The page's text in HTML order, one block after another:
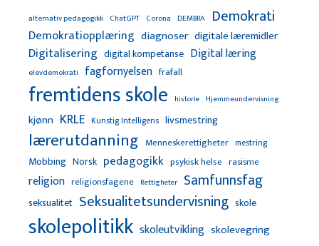
alternativ pedagogikk ChatGPT Corona DEMBRA Demokrati
Demokratiopplæring diagnoser digitale læremidler
Digitalisering digital kompetanse Digital læring
elevdemokrati fagfornyelsen frafall
fremtidens skole historie Hjemmeundervisning
kjønn KRLE Kunstig Intelligens livsmestring
lærerutdanning Menneskerettigheter mestring
Mobbing Norsk pedagogikk psykisk helse rasisme
religion religionsfagene Rettigheter Samfunnsfag
seksualitet Seksualitetsundervisning skole
skolepolitikk skoleutvikling skolevegring